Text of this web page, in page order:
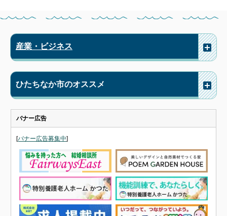
産業・ビジネス
ひたちなか市のオススメ
バナー広告
[バナー広告募集中]